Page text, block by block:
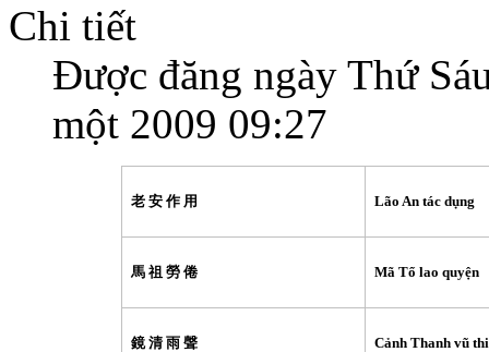
Chi tiết
Được đăng ngày Thứ
một 2009 09:27
老 安 作 用 Lão An tác dụng
馬 祖 勞 倦 Mã Tổ lao quyện
鏡 清 雨 聲 Cảnh Thanh vũ